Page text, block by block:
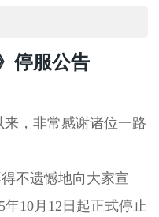
停服公告
，非常感谢诸位一路
不遗憾地向大家宣
年10月12日起正式停止